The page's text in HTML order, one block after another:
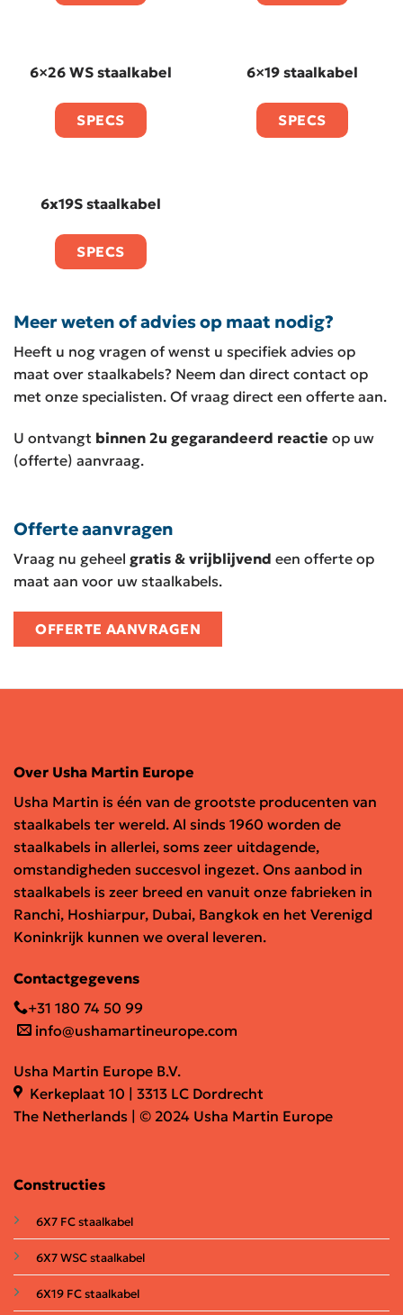
6×26 WS staalkabel
SPECS
6×19 staalkabel
SPECS
6x19S staalkabel
SPECS
Meer weten of advies op maat nodig?
Heeft u nog vragen of wenst u specifiek advies op
maat over staalkabels? Neem dan direct contact op
met onze specialisten. Of vraag direct een offerte aan.
U ontvangt binnen 2u gegarandeerd reactie op uw
(offerte) aanvraag.
Offerte aanvragen
Vraag nu geheel gratis & vrijblijvend een offerte op
maat aan voor uw staalkabels.
OFFERTE AANVRAGEN
Over Usha Martin Europe
Usha Martin is één van de grootste producenten van
staalkabels ter wereld. Al sinds 1960 worden de
staalkabels in allerlei, soms zeer uitdagende,
omstandigheden succesvol ingezet. Ons aanbod in
staalkabels is zeer breed en vanuit onze fabrieken in
Ranchi, Hoshiarpur, Dubai, Bangkok en het Verenigd
Koninkrijk kunnen we overal leveren.
Contactgegevens
+31 180 74 50 99
info@ushamartineurope.com
Usha Martin Europe B.V.
Kerkeplaat 10 | 3313 LC Dordrecht
The Netherlands | © 2024 Usha Martin Europe
Constructies
6X7 FC staalkabel
6X7 WSC staalkabel
6X19 FC staalkabel